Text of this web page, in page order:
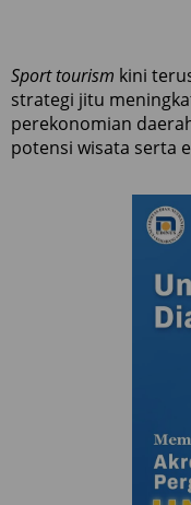
Sport tourism kini
strategi jitu
perekonomian
potensi wisata serta